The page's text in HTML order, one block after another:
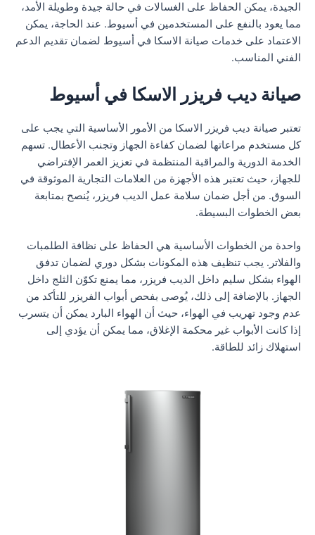
الجيدة، يمكن الحفاظ على الغسالات في حالة جيدة وطويلة الأمد،
مما يعود بالنفع على المستخدمين في أسيوط. عند الحاجة، يمكن
الاعتماد على خدمات صيانة الاسكا في أسيوط لضمان تقديم الدعم
الفني المناسب.
صيانة ديب فريزر الاسكا في أسيوط
تعتبر صيانة ديب فريزر الاسكا من الأمور الأساسية التي يجب على
كل مستخدم مراعاتها لضمان كفاءة الجهاز وتجنب الأعطال. تسهم
الخدمة الدورية والمراقبة المنتظمة في تعزيز العمر الإفتراضي
للجهاز، حيث تعتبر هذه الأجهزة من العلامات التجارية الموثوقة في
السوق. من أجل ضمان سلامة عمل الديب فريزر، يُنصح بمتابعة
بعض الخطوات البسيطة.
واحدة من الخطوات الأساسية هي الحفاظ على نظافة الطلمبات
والفلاتر. يجب تنظيف هذه المكونات بشكل دوري لضمان تدفق
الهواء بشكل سليم داخل الديب فريزر، مما يمنع تكوّن الثلج داخل
الجهاز. بالإضافة إلى ذلك، يُوصى بفحص أبواب الفريزر للتأكد من
عدم وجود تهريب في الهواء، حيث أن الهواء البارد يمكن أن يتسرب
إذا كانت الأبواب غير محكمة الإغلاق، مما يمكن أن يؤدي إلى
استهلاك زائد للطاقة.